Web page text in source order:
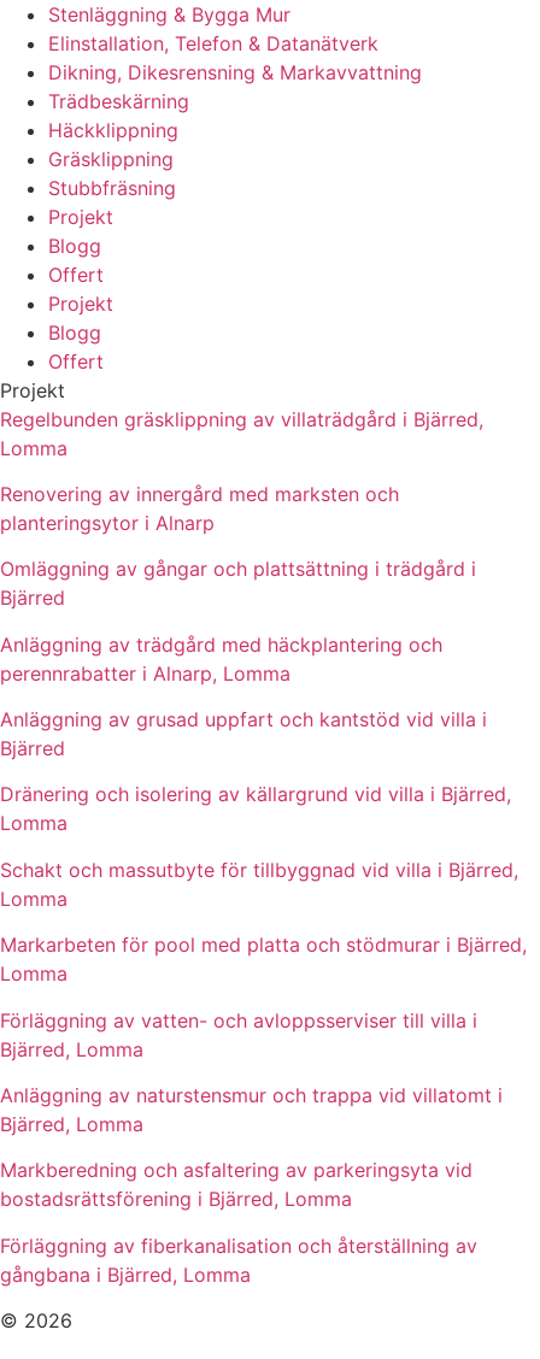
Stenläggning & Bygga Mur
Elinstallation, Telefon & Datanätverk
Dikning, Dikesrensning & Markavvattning
Trädbeskärning
Häckklippning
Gräsklippning
Stubbfräsning
Projekt
Blogg
Offert
Projekt
Blogg
Offert
Projekt
Regelbunden gräsklippning av villaträdgård i Bjärred,
Lomma
Renovering av innergård med marksten och
planteringsytor i Alnarp
Omläggning av gångar och plattsättning i trädgård i
Bjärred
Anläggning av trädgård med häckplantering och
perennrabatter i Alnarp, Lomma
Anläggning av grusad uppfart och kantstöd vid villa i
Bjärred
Dränering och isolering av källargrund vid villa i Bjärred,
Lomma
Schakt och massutbyte för tillbyggnad vid villa i Bjärred,
Lomma
Markarbeten för pool med platta och stödmurar i Bjärred,
Lomma
Förläggning av vatten- och avloppsserviser till villa i
Bjärred, Lomma
Anläggning av naturstensmur och trappa vid villatomt i
Bjärred, Lomma
Markberedning och asfaltering av parkeringsyta vid
bostadsrättsförening i Bjärred, Lomma
Förläggning av fiberkanalisation och återställning av
gångbana i Bjärred, Lomma
© 2026